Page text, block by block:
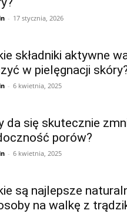
- 17 stycznia, 2026
składniki aktywne
w pielęgnacji
- 6 kwietnia, 2025
da się skutecznie
porów?
- 6 kwietnia, 2025
są najlepsze
na walkę z